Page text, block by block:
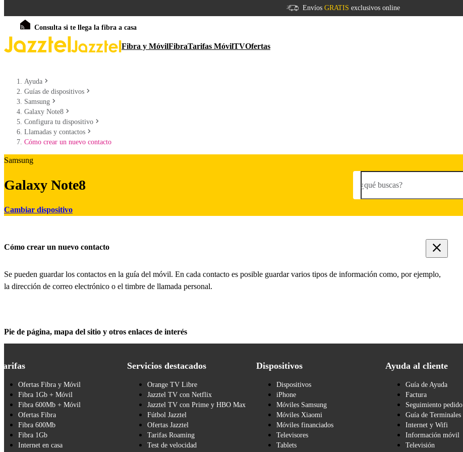
Envíos GRATIS exclusivos online
Consulta si te llega la fibra a casa
Fibra y MóvilFibraTarifas MóvilTVOfertas
Ayuda
Guías de dispositivos
Samsung
Galaxy Note8
Configura tu dispositivo
Llamadas y contactos
Cómo crear un nuevo contacto
Samsung
Galaxy Note8
Cambiar dispositivo
¿qué buscas?
Cómo crear un nuevo contacto
Se pueden guardar los contactos en la guía del móvil. En cada contacto es posible guardar varios tipos de información como, por ejemplo,
la dirección de correo electrónico o el timbre de llamada personal.
Pie de página, mapa del sitio y otros enlaces de interés
Ofertas Fibra y Móvil
Fibra 1Gb + Móvil
Fibra 600Mb + Móvil
Ofertas Fibra
Fibra 600Mb
Fibra 1Gb
Internet en casa
Servicios destacados
Orange TV Libre
Jazztel TV con Netflix
Jazztel TV con Prime y HBO Max
Fútbol Jazztel
Ofertas Jazztel
Tarifas Roaming
Test de velocidad
Dispositivos
Dispositivos
iPhone
Móviles Samsung
Móviles Xiaomi
Móviles financiados
Televisores
Tablets
Ayuda al cliente
Guía de Ayuda
Factura
Seguimiento pedido
Guía de Terminales
Internet y Wifi
Información móvil
Televisión